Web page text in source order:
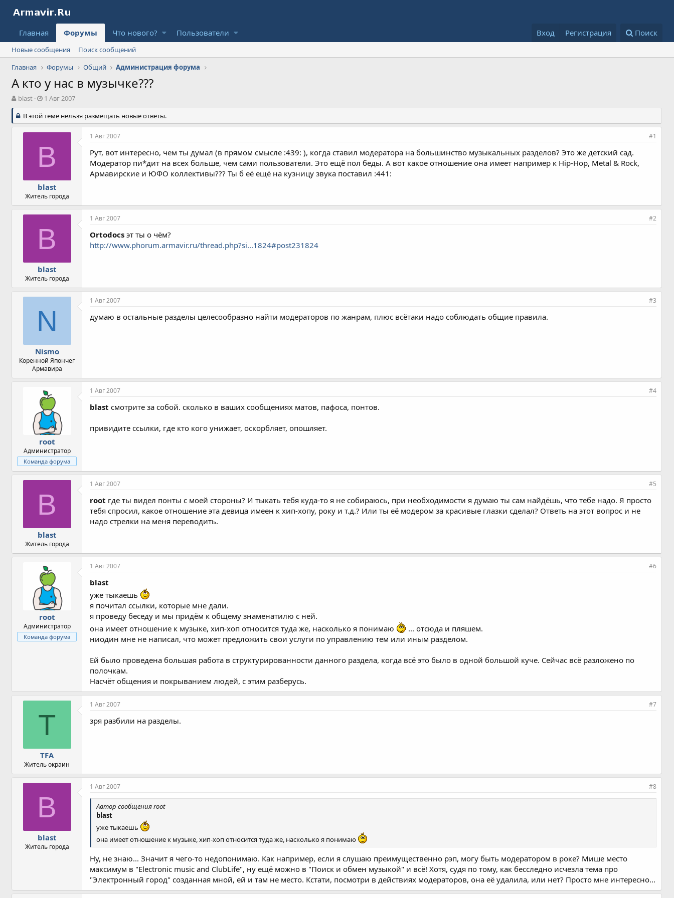
Главная Форумы Что нового? Пользователи Вход Регистрация Поиск
Новые сообщения
Поиск сообщений
Главная
Форумы Общий Администрация форума
А кто у нас в музычке???
А
т
о
blast
Д
т
а
н
ч
л
а
1 Авг 2007
В этой теме нельзя размещать новые ответы.
B
blast
Житель города
1 Авг 2007 #1
Рут, вот интересно, чем ты думал (в прямом смысле :439: ), когда ставил модератора на большинство музыкальных разделов? Это же детский сад.
Модератор пи*дит на всех больше, чем сами пользователи. Это ещё пол беды. А вот какое отношение она имеет например к Hip-Hop, Metal & Rock,
Армавирские и ЮФО коллективы??? Ты б её ещё на кузницу звука поставил :441:
B
blast
Житель города
1 Авг 2007 #2
Ortodocs эт ты о чём?
http://www.phorum.armavir.ru/thread.php?si...1824#post231824
N
Nismo
Коренной Япончег
Армавира
1 Авг 2007 #3
думаю в остальные разделы целесообразно найти модераторов по жанрам, плюс всётаки надо соблюдать общие правила.
root
Администратор
Команда форума
1 Авг 2007 #4
blast смотрите за собой. сколько в ваших сообщениях матов, пафоса, понтов.
привидите ссылки, где кто кого унижает, оскорбляет, опошляет.
B
blast
Житель города
1 Авг 2007 #5
root где ты видел понты с моей стороны? И тыкать тебя куда-то я не собираюсь, при необходимости я думаю ты сам найдёшь, что тебе надо. Я просто
тебя спросил, какое отношение эта девица имеен к хип-хопу, року и т.д.? Или ты её модером за красивые глазки сделал? Ответь на этот вопрос и не
надо стрелки на меня переводить.
root
Администратор
Команда форума
1 Авг 2007 #6
blast
уже тыкаешь
я почитал ссылки, которые мне дали.
я проведу беседу и мы придём к общему знаменатилю с ней.
она имеет отношение к музыке, хип-хоп относится туда же, насколько я понимаю
... отсюда и пляшем.
ниодин мне не написал, что может предложить свои услуги по управлению тем или иным разделом.
Ей было проведена большая работа в структурированности данного раздела, когда всё это было в одной большой куче. Сейчас всё разложено по
полочкам.
Насчёт общения и покрыванием людей, с этим разберусь.
T
TFA
Житель окраин
1 Авг 2007 #7
зря разбили на разделы.
B
blast
Житель города
1 Авг 2007 #8
Автор сообщения root
blast
уже тыкаешь
она имеет отношение к музыке, хип-хоп относится туда же, насколько я понимаю
Ну, не знаю... Значит я чего-то недопонимаю. Как например, если я слушаю преимущественно рэп, могу быть модератором в роке? Мише место
максимум в "Electronic music and ClubLife", ну ещё можно в "Поиск и обмен музыкой" и всё! Хотя, судя по тому, как бесследно исчезла тема про
"Электронный город" созданная мной, ей и там не место. Кстати, посмотри в действиях модераторов, она её удалила, или нет? Просто мне интересно...